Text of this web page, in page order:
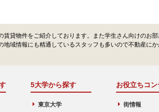
貸物件をご紹介しております。また学生さん向けのお
域情報にも精通しているスタッフも多いので不動産に
5大学から探す
東京大学
お役立ちコン
街情報